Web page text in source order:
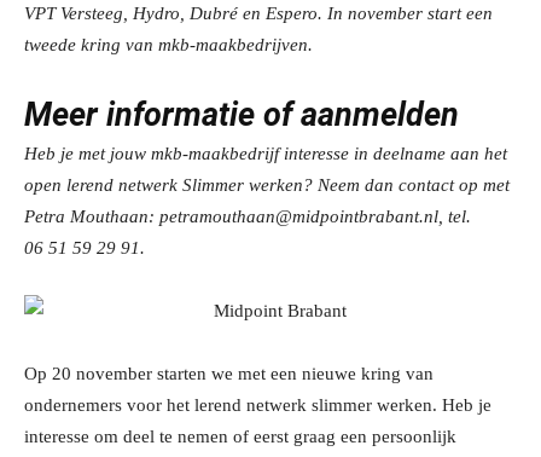
VPT Versteeg, Hydro, Dubré en Espero. In november start een
tweede kring van mkb-maakbedrijven.
Meer informatie of aanmelden
Heb je met jouw mkb-maakbedrijf interesse in deelname aan het
open lerend netwerk Slimmer werken? Neem dan contact op met
Petra Mouthaan: petramouthaan@midpointbrabant.nl , tel.
06 51 59 29 91.
Op 20 november starten we met een nieuwe kring van
ondernemers voor het lerend netwerk slimmer werken. Heb je
interesse om deel te nemen of eerst graag een persoonlijk